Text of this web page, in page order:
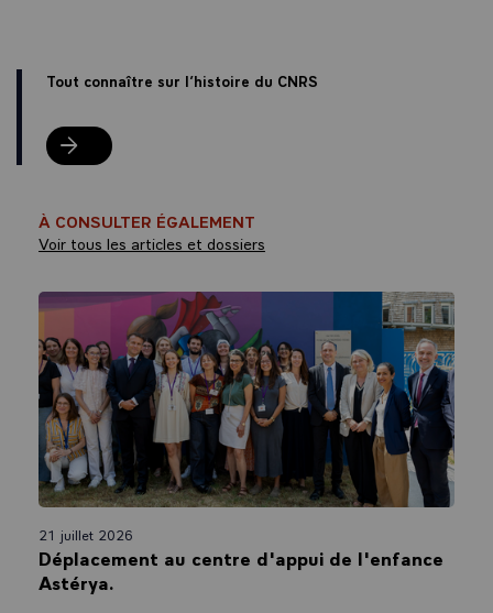
Tout connaître sur l’histoire du CNRS
Tout connaître sur l’histoire du CNRS
À CONSULTER ÉGALEMENT
Voir tous les articles et dossiers
21 juillet 2026
Déplacement au centre d'appui de l'enfance
Astérya.